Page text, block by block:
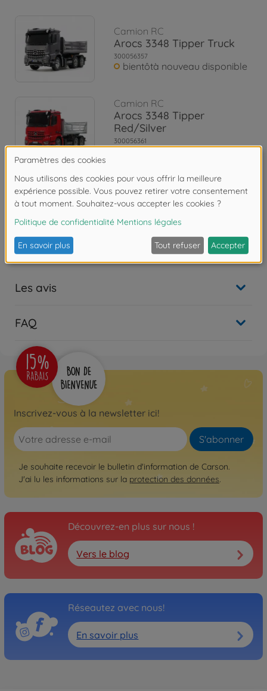
Camion RC
Arocs 3348 Tipper Truck
300056357
bientôtà nouveau disponible
Camion RC
Arocs 3348 Tipper
Red/Silver
300056361
Camion RC
1:14 RC Truck1:14 RC MB
Arocs 4151 Benne 8x4
300056366
€769.99
Les avis
FAQ
Inscrivez-vous à la newsletter ici!
S'abonner
Je souhaite recevoir le bulletin d'information de Carson.
J'ai lu les informations sur la protection des données.
Découvrez-en plus sur nous !
Vers le blog
Réseautez avec nous!
En savoir plus